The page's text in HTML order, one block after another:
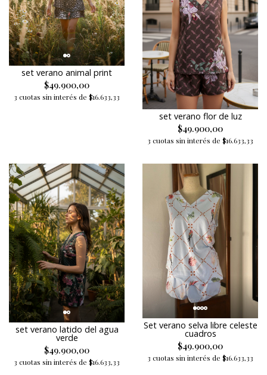
set verano animal print
$49.900,00
3 cuotas sin interés de $16.633,33
set verano flor de luz
$49.900,00
3 cuotas sin interés de $16.633,33
set verano latido del agua
verde
$49.900,00
3 cuotas sin interés de $16.633,33
Set verano selva libre celeste
cuadros
$49.900,00
3 cuotas sin interés de $16.633,33